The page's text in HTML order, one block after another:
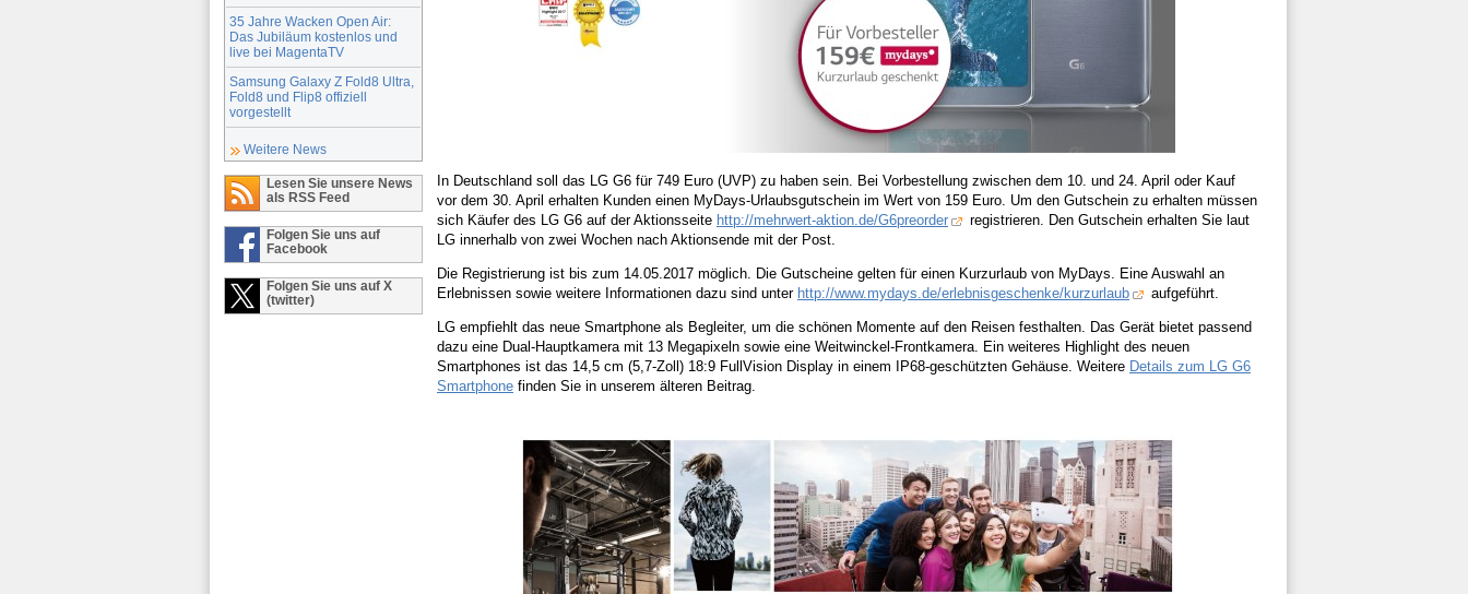
35 Jahre Wacken Open Air:
Das Jubiläum kostenlos und
live bei MagentaTV
Samsung Galaxy Z Fold8 Ultra,
Fold8 und Flip8 offiziell
vorgestellt
Weitere News
Lesen Sie unsere News
als RSS Feed
Folgen Sie uns auf
Facebook
Folgen Sie uns auf X
(twitter)
In Deutschland soll das LG G6 für 749 Euro (UVP) zu haben sein. Bei Vorbestellung zwischen dem 10. und 24. April oder Kauf
vor dem 30. April erhalten Kunden einen MyDays-Urlaubsgutschein im Wert von 159 Euro. Um den Gutschein zu erhalten müssen
sich Käufer des LG G6 auf der Aktionsseite http://mehrwert-aktion.de/G6preorder
registrieren. Den Gutschein erhalten Sie laut
LG innerhalb von zwei Wochen nach Aktionsende mit der Post.
Die Registrierung ist bis zum 14.05.2017 möglich. Die Gutscheine gelten für einen Kurzurlaub von MyDays. Eine Auswahl an
Erlebnissen sowie weitere Informationen dazu sind unter http://www.mydays.de/erlebnisgeschenke/kurzurlaub aufgeführt.
LG empfiehlt das neue Smartphone als Begleiter, um die schönen Momente auf den Reisen festhalten. Das Gerät bietet passend
dazu eine Dual-Hauptkamera mit 13 Megapixeln sowie eine Weitwinckel-Frontkamera. Ein weiteres Highlight des neuen
Smartphones ist das 14,5 cm (5,7-Zoll) 18:9 FullVision Display in einem IP68-geschützten Gehäuse. Weitere Details zum LG G6
Smartphone finden Sie in unserem älteren Beitrag.